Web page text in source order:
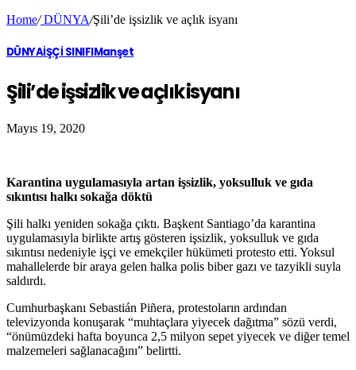
Home/DÜNYA/Şili’de işsizlik ve açlık isyanı
DÜNYAİŞÇİ SINIFIManşet
Şili’de işsizlik ve açlık isyanı
Mayıs 19, 2020
Karantina uygulamasıyla artan işsizlik, yoksulluk ve gıda
sıkıntısı halkı sokağa döktü
Şili halkı yeniden sokağa çıktı. Başkent Santiago’da karantina
uygulamasıyla birlikte artış gösteren işsizlik, yoksulluk ve gıda
sıkıntısı nedeniyle işçi ve emekçiler hükümeti protesto etti. Yoksul
mahallelerde bir araya gelen halka polis biber gazı ve tazyikli suyla
saldırdı.
Cumhurbaşkanı Sebastián Piñera, protestoların ardından
televizyonda konuşarak “muhtaçlara yiyecek dağıtma” sözü verdi,
“önümüzdeki hafta boyunca 2,5 milyon sepet yiyecek ve diğer temel
malzemeleri sağlanacağını” belirtti.